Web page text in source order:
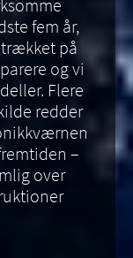
fem år,
på
og vi
Flere
redder
–
over